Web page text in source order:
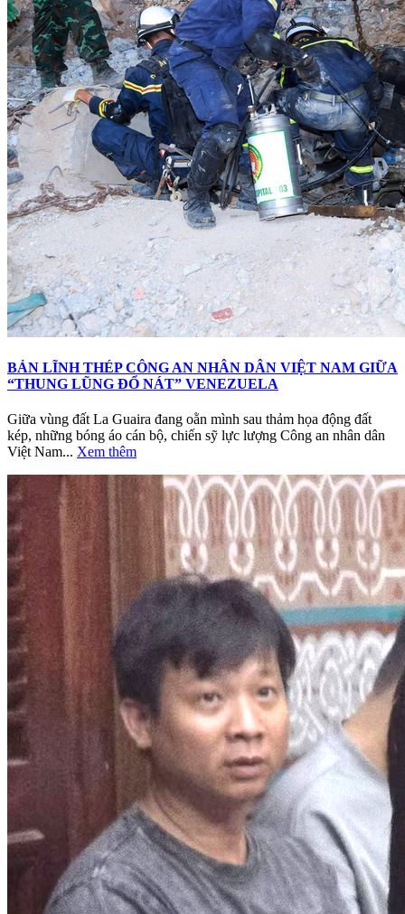
BẢN LĨNH THÉP CÔNG AN NHÂN DÂN VIỆT NAM GIỮA
“THUNG LŨNG ĐỔ NÁT” VENEZUELA
Giữa vùng đất La Guaira đang oằn mình sau thảm họa động đất
kép, những bóng áo cán bộ, chiến sỹ lực lượng Công an nhân dân
Việt Nam... Xem thêm